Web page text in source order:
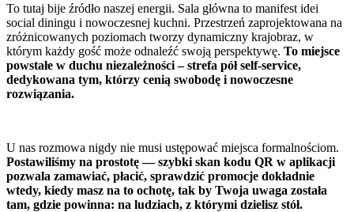
To tutaj bije źródło naszej energii. Sala główna to manifest idei
social diningu i nowoczesnej kuchni. Przestrzeń zaprojektowana na
zróżnicowanych poziomach tworzy dynamiczny krajobraz, w
którym każdy gość może odnaleźć swoją perspektywę. To miejsce
powstałe w duchu niezależności – strefa pół self-service,
dedykowana tym, którzy cenią swobodę i nowoczesne
rozwiązania.
U nas rozmowa nigdy nie musi ustępować miejsca formalnościom.
Postawiliśmy na prostotę — szybki skan kodu QR w aplikacji
pozwala zamawiać, płacić, sprawdzić promocje dokładnie
wtedy, kiedy masz na to ochotę, tak by Twoja uwaga została
tam, gdzie powinna: na ludziach, z którymi dzielisz stół.